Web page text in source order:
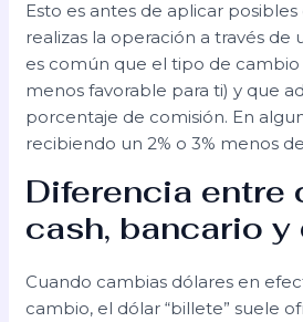
Esto es antes de aplicar posibles
realizas la operación a través de
es común que el tipo de cambio
menos favorable para ti) y que
porcentaje de comisión. En
recibiendo un 2% o 3% menos
Diferencia entre
cash, bancario
Cuando cambias dólares en
cambio, el dólar “billete” suele